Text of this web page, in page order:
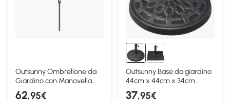
Outsunny Ombrellone da
Giardino con Manovella
2.5x2.5 m Crema
62,95€
Outsunny Base da giardino
44cm x 44cm x 34cm
Bronzo
37,95€